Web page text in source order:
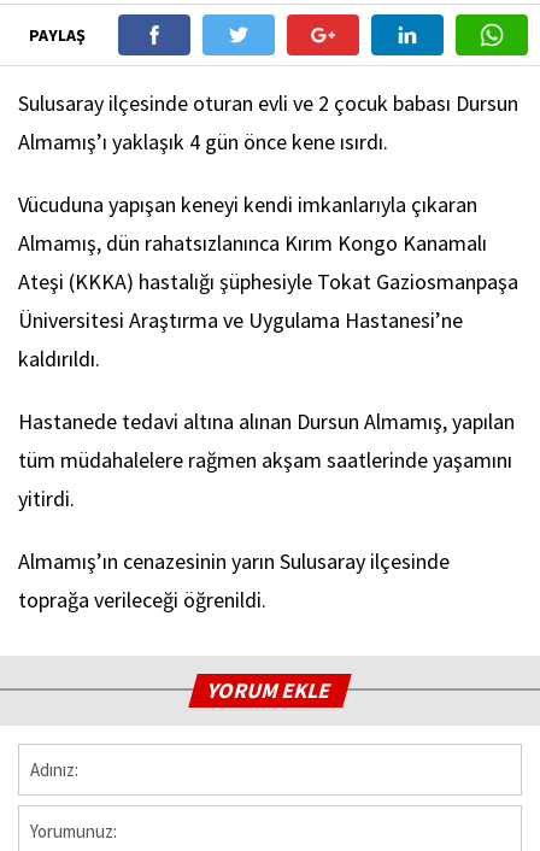
PAYLAŞ
Sulusaray ilçesinde oturan evli ve 2 çocuk babası Dursun
Almamış’ı yaklaşık 4 gün önce kene ısırdı.
Vücuduna yapışan keneyi kendi imkanlarıyla çıkaran
Almamış, dün rahatsızlanınca Kırım Kongo Kanamalı
Ateşi (KKKA) hastalığı şüphesiyle Tokat Gaziosmanpaşa
Üniversitesi Araştırma ve Uygulama Hastanesi’ne
kaldırıldı.
Hastanede tedavi altına alınan Dursun Almamış, yapılan
tüm müdahalelere rağmen akşam saatlerinde yaşamını
yitirdi.
Almamış’ın cenazesinin yarın Sulusaray ilçesinde
toprağa verileceği öğrenildi.
YORUM EKLE